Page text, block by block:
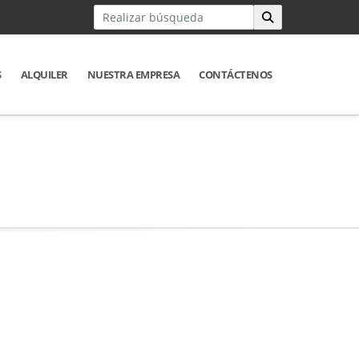
ALQUILER NUESTRA EMPRESA CONTÁCTENOS